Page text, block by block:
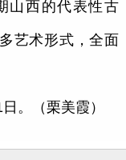
山西的代表性古
艺术形式，全面
。（栗美霞）